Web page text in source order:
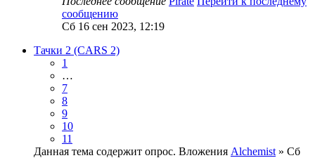
сообщению
Сб 16 сен 2023, 12:19
Тачки 2 (CARS 2)
1
…
7
8
9
10
11
Данная тема содержит опрос. Вложения Alchemist » Сб